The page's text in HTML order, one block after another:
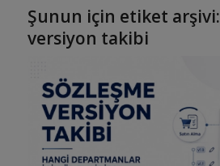
Şunun için etiket arşivi:
versiyon takibi